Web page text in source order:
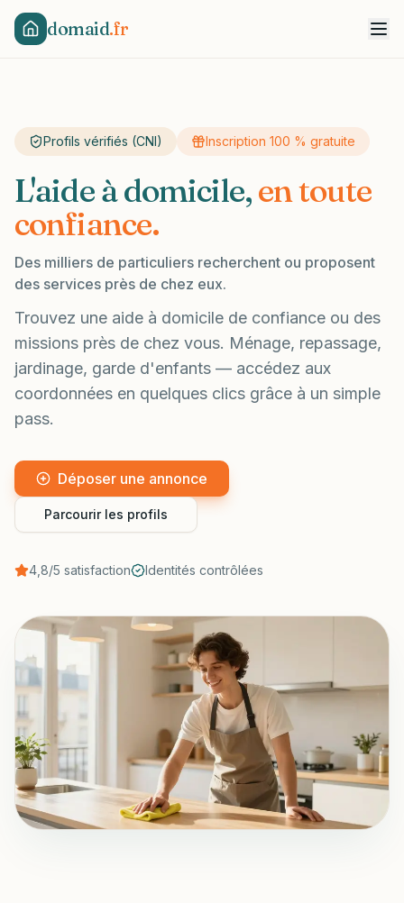
domaid.fr
Profils vérifiés (CNI) Inscription 100 % gratuite
L'aide à domicile,en toute
confiance.
Des milliers de particuliers recherchent ou proposent
des services près de chez eux.
Trouvez une aide à domicile de confiance ou des
missions près de chez vous. Ménage, repassage,
jardinage, garde d'enfants — accédez aux
coordonnées en quelques clics grâce à un simple
pass.
Déposer une annonce
Parcourir les profils
4,8/5 satisfaction Identités contrôlées